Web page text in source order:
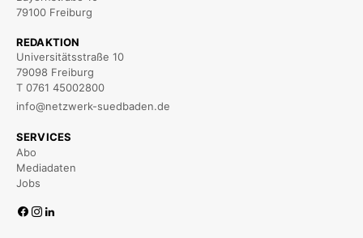
79100 Freiburg
REDAKTION
Universitätsstraße 10
79098 Freiburg
T 0761 45002800
info@netzwerk-suedbaden.de
SERVICES
Abo
Mediadaten
Jobs